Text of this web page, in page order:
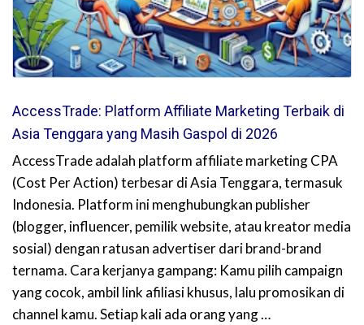
AccessTrade: Platform Affiliate Marketing Terbaik di
Asia Tenggara yang Masih Gaspol di 2026
AccessTrade adalah platform affiliate marketing CPA
(Cost Per Action) terbesar di Asia Tenggara, termasuk
Indonesia. Platform ini menghubungkan publisher
(blogger, influencer, pemilik website, atau kreator media
sosial) dengan ratusan advertiser dari brand-brand
ternama. Cara kerjanya gampang: Kamu pilih campaign
yang cocok, ambil link afiliasi khusus, lalu promosikan di
channel kamu. Setiap kali ada orang yang …